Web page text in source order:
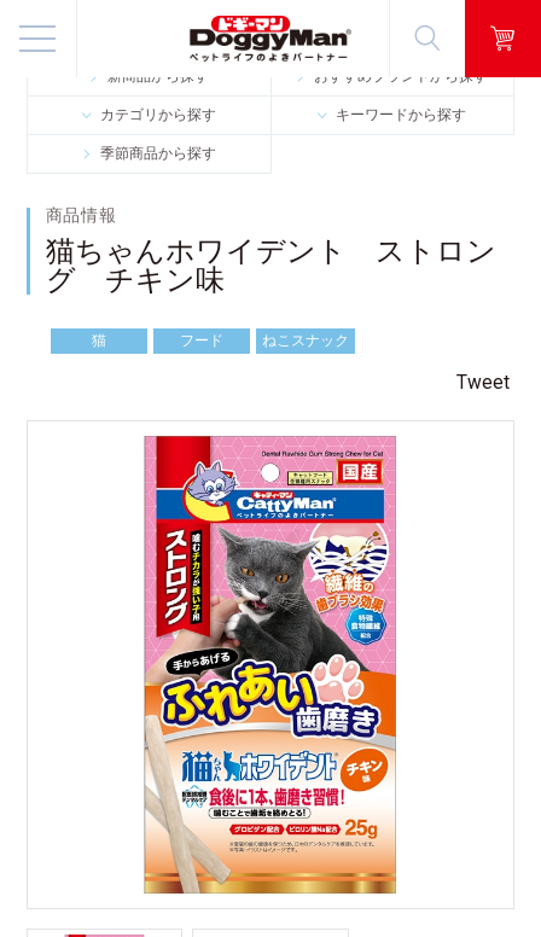
商品情報
映像ギャラリー
知る・楽しむ
English
猫ちゃんホワイデント ストロング チキン味
新商品から探す おすすめブランドから探す
カテゴリから探す キーワードから探す
季節商品から探す
商品情報
猫ちゃんホワイデント ストロン
グ チキン味
猫 フード ねこスナック
Tweet